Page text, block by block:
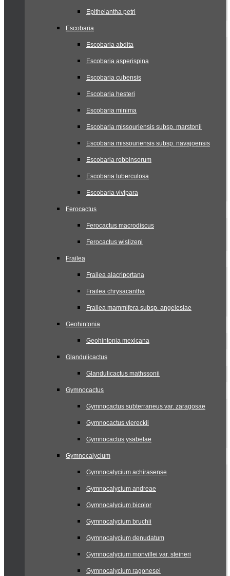
Epithelantha petri
Escobaria
Escobaria abdita
Escobaria asperispina
Escobaria cubensis
Escobaria hesteri
Escobaria minima
Escobaria missouriensis subsp. marstonii
Escobaria missouriensis subsp. navajoensis
Escobaria robbinsorum
Escobaria tuberculosa
Escobaria vivipara
Ferocactus
Ferocactus macrodiscus
Ferocactus wislizeni
Frailea
Frailea alacriportana
Frailea chrysacantha
Frailea mammifera subsp. angelesiae
Geohintonia
Geohintonia mexicana
Glandulicactus
Glandulicactus mathssonii
Gymnocactus
Gymnocactus subterraneus var. zaragosae
Gymnocactus viereckii
Gymnocactus ysabelae
Gymnocalycium
Gymnocalycium achirasense
Gymnocalycium andreae
Gymnocalycium bicolor
Gymnocalycium bruchii
Gymnocalycium denudatum
Gymnocalycium monvillei var. steineri
Gymnocalycium ragonesei